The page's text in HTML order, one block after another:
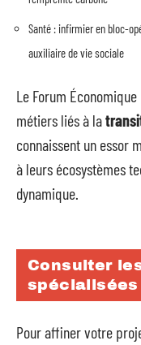
Santé : infirmier en bloc-
auxiliaire de vie sociale
Le Forum
métiers liés à la
connaissent un essor
à leurs écosystèmes
dynamique.
Consulter
spécialisées
Pour affiner votre